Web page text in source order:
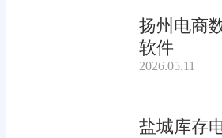
扬州电商
软件
2026.05.11
盐城库存